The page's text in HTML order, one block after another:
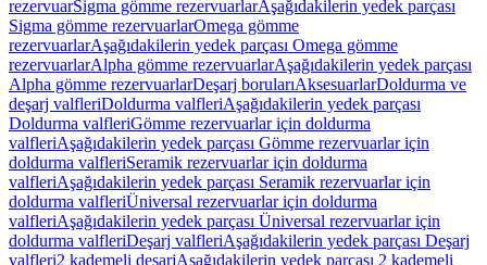
rezervuarSigma gömme rezervuarlarAşağıdakilerin yedek parçası
Sigma gömme rezervuarlarOmega gömme
rezervuarlarAşağıdakilerin yedek parçası Omega gömme
rezervuarlarAlpha gömme rezervuarlarAşağıdakilerin yedek parçası
Alpha gömme rezervuarlarDeşarj borularıAksesuarlarDoldurma ve
deşarj valfleriDoldurma valfleriAşağıdakilerin yedek parçası
Doldurma valfleriGömme rezervuarlar için doldurma
valfleriAşağıdakilerin yedek parçası Gömme rezervuarlar için
doldurma valfleriSeramik rezervuarlar için doldurma
valfleriAşağıdakilerin yedek parçası Seramik rezervuarlar için
doldurma valfleriÜniversal rezervuarlar için doldurma
valfleriAşağıdakilerin yedek parçası Üniversal rezervuarlar için
doldurma valfleriDeşarj valfleriAşağıdakilerin yedek parçası Deşarj
valfleri2 kademeli deşarjAşağıdakilerin yedek parçası 2 kademeli